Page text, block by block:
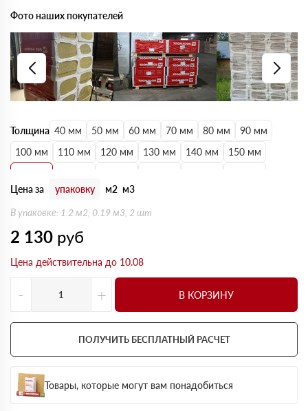
Толщина 40 мм 50 мм 60 мм 70 мм 80 мм
90 мм
100 мм
110 мм 120 мм 130 мм 140 мм
150 мм
220 мм
230 мм 240 мм
Цена за упаковку м2 м3
В упаковке: 1.2 м2, 0.19 м3, 2 шт
2 130 руб
Цена действительна до 10.08
- + В КОРЗИНУ
ПОЛУЧИТЬ БЕСПЛАТНЫЙ РАСЧЕТ
Товары, которые могут вам понадобиться
Фото наших покупателей